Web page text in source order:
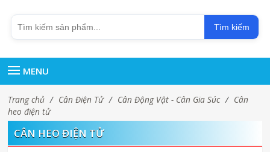
Tìm kiếm
MENU
Trang chủ / Cân Điện Tử / Cân Động Vật - Cân Gia Súc / Cân
heo điện tử
CÂN HEO ĐIỆN TỬ